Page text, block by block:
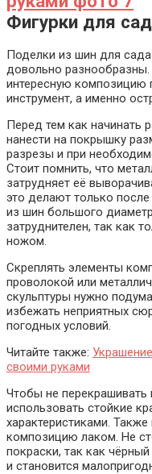
Фигурки для
Поделки из шин для
довольно
интересную композицию
инструмент, а именно
Перед тем как начинать
нанести на покрышку
разрезы и при
Стоит помнить, что
затрудняет её
это делают только после
из шин большого
затруднителен, так как
ножом.
Скреплять элементы
проволокой или
скульптуры нужно
избежать неприятных
погодных условий.
Читайте также:
своими руками
Чтобы не
использовать стойкие
характеристиками.
композицию лаком. Не
покраски, так как
и становится